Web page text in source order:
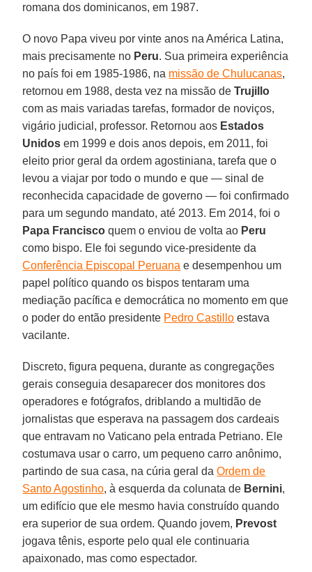
romana dos dominicanos, em 1987.
O novo Papa viveu por vinte anos na América Latina,
mais precisamente no Peru. Sua primeira experiência
no país foi em 1985-1986, na missão de Chulucanas,
retornou em 1988, desta vez na missão deTrujillo
com as mais variadas tarefas, formador de noviços,
vigário judicial, professor. Retornou aos Estados
Unidos em 1999 e dois anos depois, em 2011, foi
eleito prior geral da ordem agostiniana, tarefa que o
levou a viajar por todo o mundo e que — sinal de
reconhecida capacidade de governo — foi confirmado
para um segundo mandato, até 2013. Em 2014, foi o
Papa Francisco quem o enviou de volta ao Peru
como bispo. Ele foi segundo vice-presidente da
Conferência Episcopal Peruana e desempenhou um
papel político quando os bispos tentaram uma
mediação pacífica e democrática no momento em que
o poder do então presidente Pedro Castillo estava
vacilante.
Discreto, figura pequena, durante as congregações
gerais conseguia desaparecer dos monitores dos
operadores e fotógrafos, driblando a multidão de
jornalistas que esperava na passagem dos cardeais
que entravam no Vaticano pela entrada Petriano. Ele
costumava usar o carro, um pequeno carro anônimo,
partindo de sua casa, na cúria geral daOrdem de
Santo Agostinho, à esquerda da colunata de Bernini,
um edifício que ele mesmo havia construído quando
era superior de sua ordem. Quando jovem, Prevost
jogava tênis, esporte pelo qual ele continuaria
apaixonado, mas como espectador.